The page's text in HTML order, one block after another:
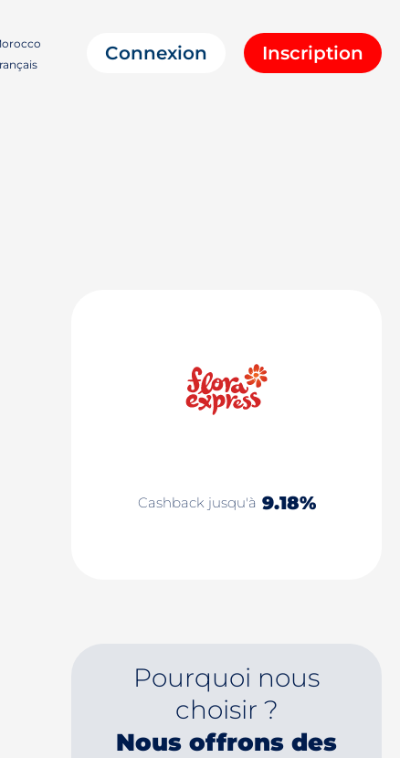
Connexion Inscription
Cashback jusqu'à 9.18%
Pourquoi nous
choisir ?
Nous offrons des